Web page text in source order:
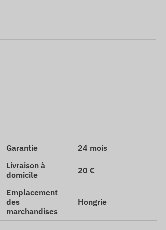
Garantie
24 mois
Livraison à
domicile
20 €
Emplacement
des
marchandises
Hongrie